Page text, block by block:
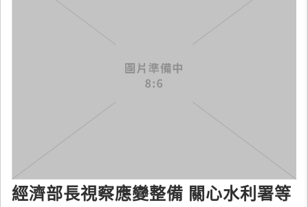
經濟部長視察應變整備 關心水利署等